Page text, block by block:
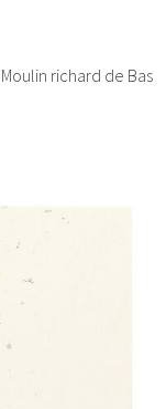
richard de Bas